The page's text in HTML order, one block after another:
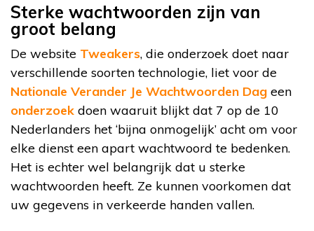
Sterke wachtwoorden zijn van
groot belang
De website Tweakers, die onderzoek doet naar
verschillende soorten technologie, liet voor de
Nationale Verander Je Wachtwoorden Dag een
onderzoek doen waaruit blijkt dat 7 op de 10
Nederlanders het ‘bijna onmogelijk’ acht om voor
elke dienst een apart wachtwoord te bedenken.
Het is echter wel belangrijk dat u sterke
wachtwoorden heeft. Ze kunnen voorkomen dat
uw gegevens in verkeerde handen vallen.